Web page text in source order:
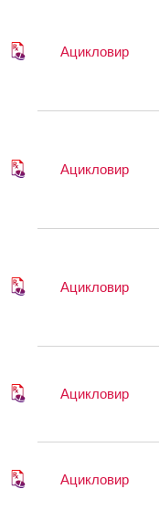
Ацикловир
Ацикловир
Ацикловир
Ацикловир
Ацикловир